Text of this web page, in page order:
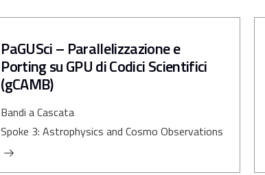
PaGUSci – Parallelizzazione e
Porting su GPU di Codici Scientifici
(gCAMB)
Bandi a Cascata
Spoke 3: Astrophysics and Cosmo Observations